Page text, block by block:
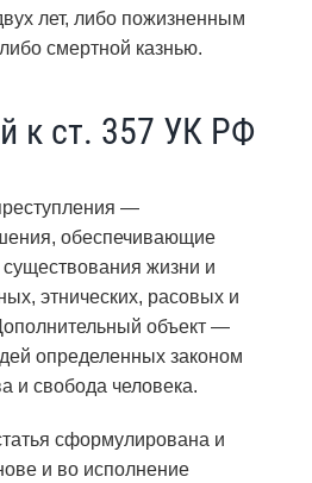
лет, либо пожизненным
смертной казнью.
к ст. 357 УК РФ
—
обеспечивающие
жизни и
этнических, расовых и
объект —
определенных законом
и свобода человека.
сформулирована и
и во исполнение